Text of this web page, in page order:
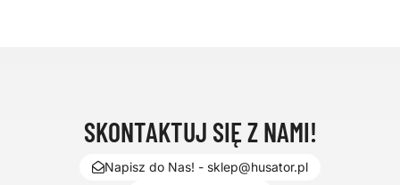
SKONTAKTUJ SIĘ Z NAMI!
Napisz do Nas! - sklep@husator.pl